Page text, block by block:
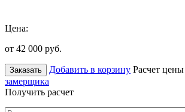
Цена:
от 42 000 руб.
Заказать Добавить в корзину Расчет цены
замерщика
Получить расчет